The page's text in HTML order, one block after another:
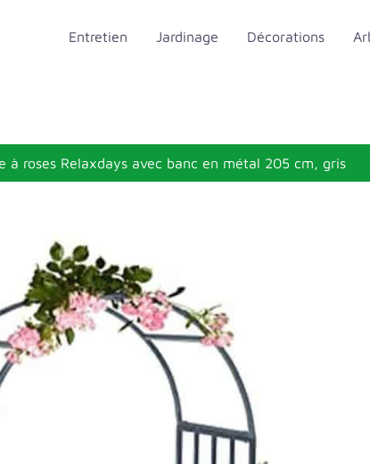
Entretien Jardinage Décorations
à roses Relaxdays avec banc en métal 205 cm, gris